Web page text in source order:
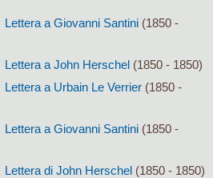
Lettera a Giovanni Santini (1850 -
Lettera a John Herschel (1850 - 1850)
Lettera a Urbain Le Verrier (1850 -
Lettera a Giovanni Santini (1850 -
Lettera di John Herschel (1850 - 1850)